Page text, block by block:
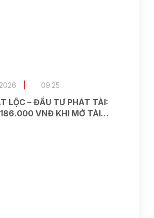
LỘC – ĐẦU TƯ PHÁT TÀI:
VNĐ KHI MỞ TÀI
09:25